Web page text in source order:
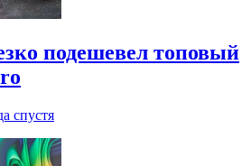
подешевел топовый
спустя